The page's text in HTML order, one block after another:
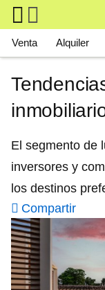
Skip to main content
Main navigation
Venta Alquiler
El segmento de
inversores y
los destinos
Compartir